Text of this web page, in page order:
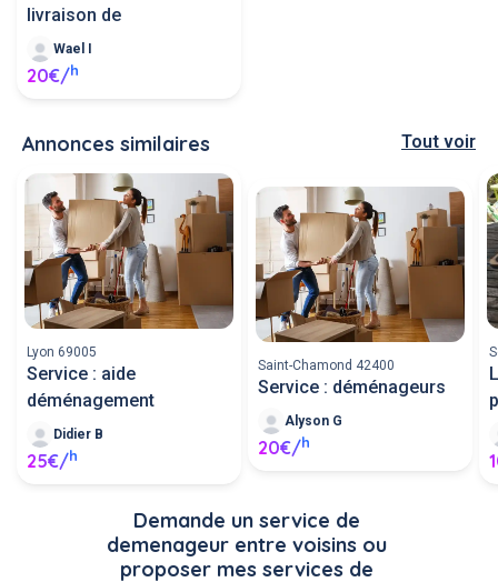
livraison de
Wael I
20€/h
Annonces similaires Tout voir
Lyon 69005
Service : aide
déménagement
Didier B
25€/h
Saint-Chamond 42400
Service : déménageurs
Alyson G
20€/h
Demande un service de
demenageur entre voisins ou
proposer mes services de